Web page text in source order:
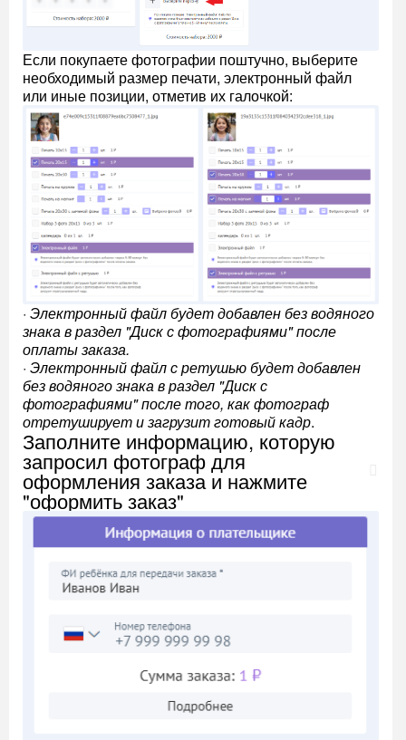
Если покупаете фотографии поштучно, выберите
необходимый размер печати, электронный файл
или иные позиции, отметив их галочкой:
· Электронный файл будет добавлен без водяного
знака в раздел "Диск с фотографиями" после
оплаты заказа.
· Электронный файл с ретушью будет добавлен
без водяного знака в раздел "Диск с
фотографиями" после того, как фотограф
отретуширует и загрузит готовый кадр.
Заполните информацию, которую
запросил фотограф для
оформления заказа и нажмите
"оформить заказ"